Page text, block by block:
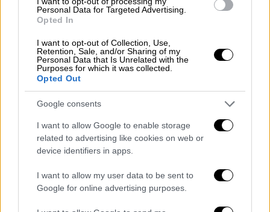
Personal Data for Targeted Advertising.
Opted In
I want to opt-out of Collection, Use,
Retention, Sale, and/or Sharing of my
Personal Data that Is Unrelated with the
Purposes for which it was collected.
Opted Out
Google consents
I want to allow Google to enable storage
related to advertising like cookies on web or
device identifiers in apps.
I want to allow my user data to be sent to
Google for online advertising purposes.
Πολιτισμός|02.12.2019 10:44
τον θεό Διόνυσο
Ένα μοναδικό ψηφιδωτό με παράσταση του
θεού Διόνυσου σε βρεφική ηλικία
αποκαλύφθηκε στην έπαυλη του Μάνιου
Αντωνίνου στον αρχαιολκογικό χώρο της
Νικόπολης Πρέβεζας. Χρονολογείται στον
3ο μ.Χ. αιώνα. Εντυπωσιάζουν τα ρωμαϊκά
ψηφιδωτά της Ηπείρου.
ΑΛΛΑ #TAGS